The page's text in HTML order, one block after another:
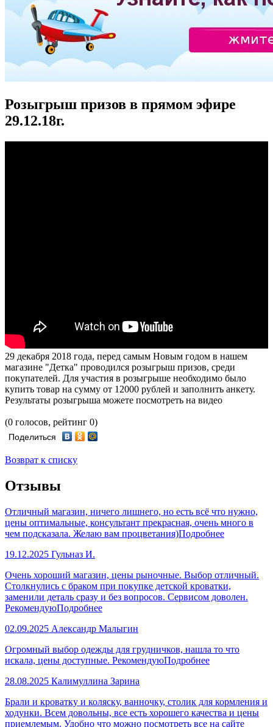
Розыгрыш призов в прямом эфире
29.12.18г.
29 декабря 2018 года, перед самым Новым годом в нашем
магазине "Детка" проводился розыгрыш призов, среди
покупателей. Для участия в розыгрыше необходимо было
купить товар на сумму от 12000 рублей и заполнить анкету.
Результаты розыгрыша можете посмотреть на видео
(0 голосов, рейтинг 0)
Поделиться
Возврат к списку
Отзывы
Отличный магазин, ничего лишнего, но есть всё что нужно,
цены оптимальные, консультант прекрасная, очень много в
чем подсказала. Желаю вам процветания)Подробнее
19.12.2025 Гульназ И.
Очень хороший магазин, цены рыночные. Выбор отличный.
Столкнулись с браком при покупке детской кроватки,
заменили деталь сразу и без вопросов. Сервисом доволен.
РекомендуюПодробнее
02.09.2025 Александр Малыгин
Огромный выбор одежды для грудничков, нашла то что
искала, цены доступные. РекомендуюПодробнее
28.08.2025 Калимуллина Зарина
Брали и кроватку и коляску, ванночку, столик для кормления и
ходунки. Всем довольны, все есть хорошего качества и цены
приемлемым. Удобно что можно посмотреть все на сайте